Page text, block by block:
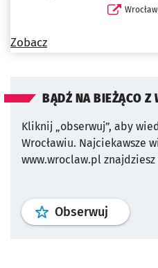
Zobacz
BĄDŹ NA BIEŻĄCO Z
Kliknij „obserwuj”, aby
Wrocławiu. Najciekawsze
www.wroclaw.pl znajdziesz
Obserwuj profil